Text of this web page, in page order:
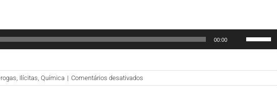
00:00
, Ilícitas, Química | Comentários desativados
Drogas